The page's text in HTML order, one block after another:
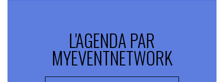
L'AGENDA PAR
MYEVENTNETWORK